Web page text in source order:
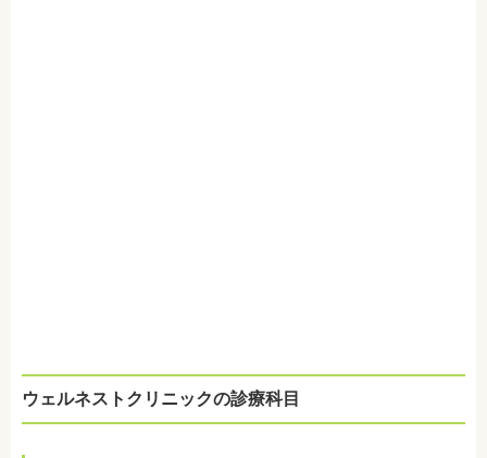
ウェルネストクリニックの診療科目